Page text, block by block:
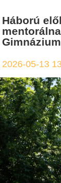
Háború
2026-05-13